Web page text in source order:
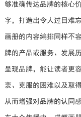
够准确传达品牌的核心
字，打造出令人过目难
画册的内容编排同样不
牌的产品或服务、发展
呈现品牌，能让读者更
衷、克服的困难以及取
从而增强对品牌的认同感